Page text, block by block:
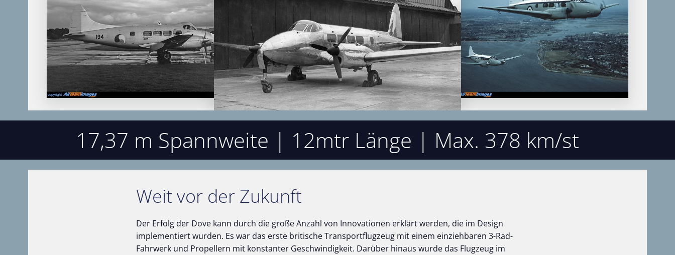
17,37 m Spannweite | 12mtr Länge | Max. 378 km/st
Weit vor der Zukunft
Der Erfolg der Dove kann durch die große Anzahl von Innovationen erklärt werden, die im Design
implementiert wurden. Es war das erste britische Transportflugzeug mit einem einziehbaren 3-Rad-
Fahrwerk und Propellern mit konstanter Geschwindigkeit. Darüber hinaus wurde das Flugzeug im